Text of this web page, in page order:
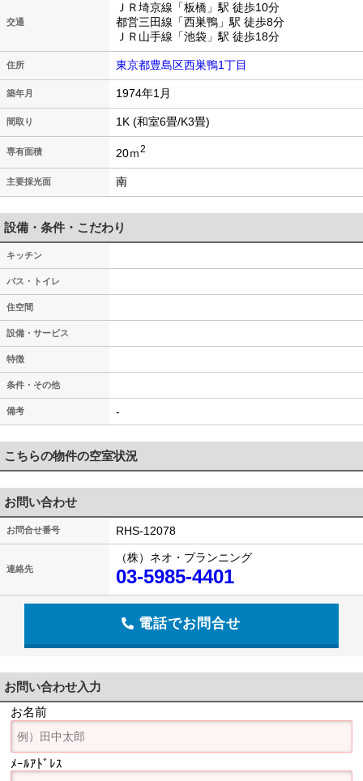
交通
ＪＲ埼京線「板橋」駅 徒歩10分
都営三田線「西巣鴨」駅 徒歩8分
ＪＲ山手線「池袋」駅 徒歩18分
住所 東京都豊島区西巣鴨1丁目
築年月 1974年1月
間取り 1K (和室6畳/K3畳)
専有面積 20ｍ2
主要採光面 南
設備・条件・こだわり
キッチン
バス・トイレ
住空間
設備・サービス
特徴
条件・その他
備考 -
こちらの物件の空室状況
お問い合わせ
お問合せ番号 RHS-12078
連絡先
（株）ネオ・プランニング
03-5985-4401
電話でお問合せ
お問い合わせ入力
お名前
ﾒｰﾙｱﾄﾞﾚｽ